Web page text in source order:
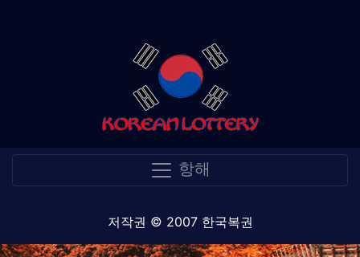
항해
저작권 © 2007 한국복권